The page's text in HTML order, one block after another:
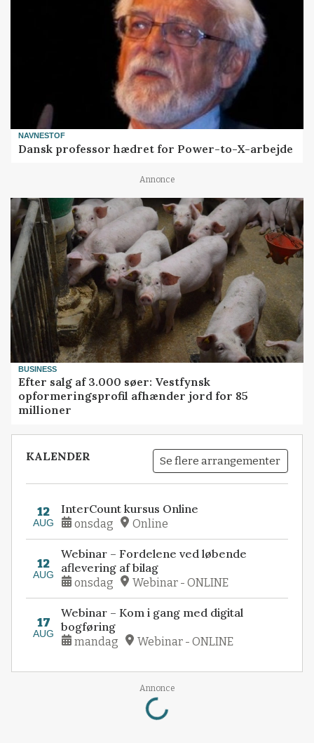
NAVNESTOF
Dansk professor hædret for Power-to-X-arbejde
Annonce
BUSINESS
Efter salg af 3.000 søer: Vestfynsk
opformeringsprofil afhænder jord for 85
millioner
KALENDER Se flere arrangementer
12
AUG
InterCount kursus Online
onsdag Online
12
AUG
Webinar – Fordelene ved løbende
aflevering af bilag
onsdag Webinar - ONLINE
17
AUG
Webinar – Kom i gang med digital
bogføring
mandag Webinar - ONLINE
Annonce
Loading...